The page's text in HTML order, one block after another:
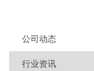
公司动态
行业资讯